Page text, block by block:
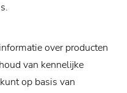
over producten
van kennelijke
op basis van